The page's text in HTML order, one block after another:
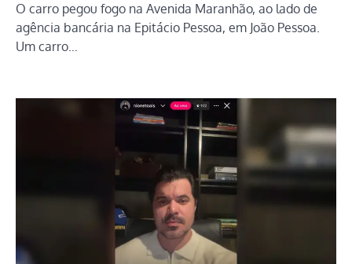
O carro pegou fogo na Avenida Maranhão, ao lado de
agência bancária na Epitácio Pessoa, em João Pessoa.
Um carro…